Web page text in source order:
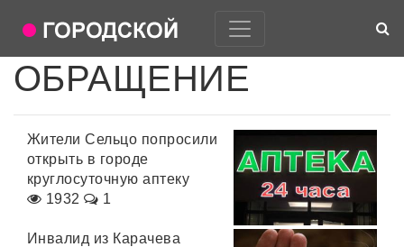
ОБРАЩЕНИЕ
Жители Сельцо попросили
открыть в городе
круглосуточную аптеку
1932
1
Инвалид из Карачева